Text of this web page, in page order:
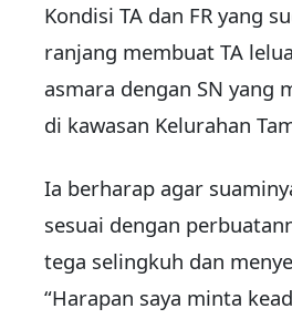
Kondisi TA dan FR yang
ranjang membuat TA
asmara dengan SN yang
di kawasan Kelurahan
Ia berharap agar
sesuai dengan
tega selingkuh dan
“Harapan saya minta